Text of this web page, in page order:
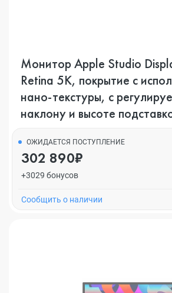
Монитор Apple Studio
Retina 5K, покрытие с
нано-текстуры, с
наклону и высоте
ОЖИДАЕТСЯ ПОСТУПЛЕНИЕ
302 890₽
+3029 бонусов
Cообщить о наличии